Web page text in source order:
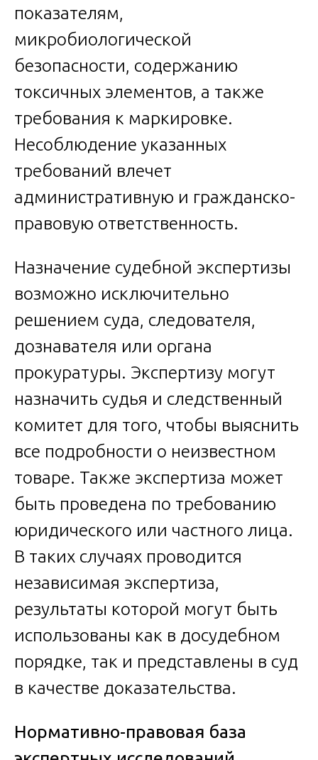
показателям,
микробиологической
безопасности, содержанию
токсичных элементов, а также
требования к маркировке.
Несоблюдение указанных
требований влечет
административную и гражданско-
правовую ответственность.
Назначение судебной экспертизы
возможно исключительно
решением суда, следователя,
дознавателя или органа
прокуратуры. Экспертизу могут
назначить судья и следственный
комитет для того, чтобы выяснить
все подробности о неизвестном
товаре. Также экспертиза может
быть проведена по требованию
юридического или частного лица.
В таких случаях проводится
независимая экспертиза,
результаты которой могут быть
использованы как в досудебном
порядке, так и представлены в суд
в качестве доказательства.
Нормативно-правовая база